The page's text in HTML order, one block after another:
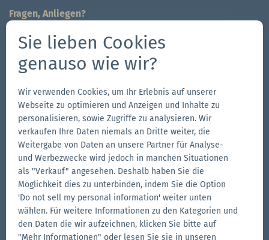
Fragen, Anliegen?
704-312-1600
Kontaktieren Sie uns
Follow us
Zur
Facebook-
Seite
Zur
Instagram-
Seite
Folge
uns
YouTube
Zur
LinkedIn-
Seite
Weitere Marken der Zingerle Group
Zur
Ecotent-
Website
Zur
Aerise-
Website
Zur
RUKU1952-
Sie lieben Cookies
genauso wie wir?
Wir verwenden Cookies, um Ihr Erlebnis auf unserer
Webseite zu optimieren und Anzeigen und Inhalte zu
personalisieren, sowie Zugriffe zu analysieren. Wir
verkaufen Ihre Daten niemals an Dritte weiter, die
Weitergabe von Daten an unsere Partner für Analyse-
und Werbezwecke wird jedoch in manchen Situationen
als "Verkauf" angesehen. Deshalb haben Sie die
Möglichkeit dies zu unterbinden, indem Sie die Option
'Do not sell my personal information' weiter unten
wählen. Für weitere Informationen zu den Kategorien und
den Daten die wir aufzeichnen, klicken Sie bitte auf
"Mehr Informationen" oder lesen Sie sie in unseren